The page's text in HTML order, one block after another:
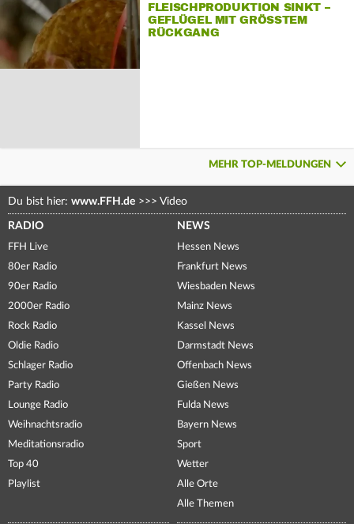
FLEISCHPRODUKTION SINKT –
GEFLÜGEL MIT GRÖSSTEM R
ÜCKGANG
MEHR TOP-MELDUNGEN
Du bist hier: www.FFH.de >>> Video
RADIO
FFH Live
80er Radio
90er Radio
2000er Radio
Rock Radio
Oldie Radio
Schlager Radio
Party Radio
Lounge Radio
Weihnachtsradio
Meditationsradio
Top 40
Playlist
NEWS
Hessen News
Frankfurt News
Wiesbaden News
Mainz News
Kassel News
Darmstadt News
Offenbach News
Gießen News
Fulda News
Bayern News
Sport
Wetter
Alle Orte
Alle Themen